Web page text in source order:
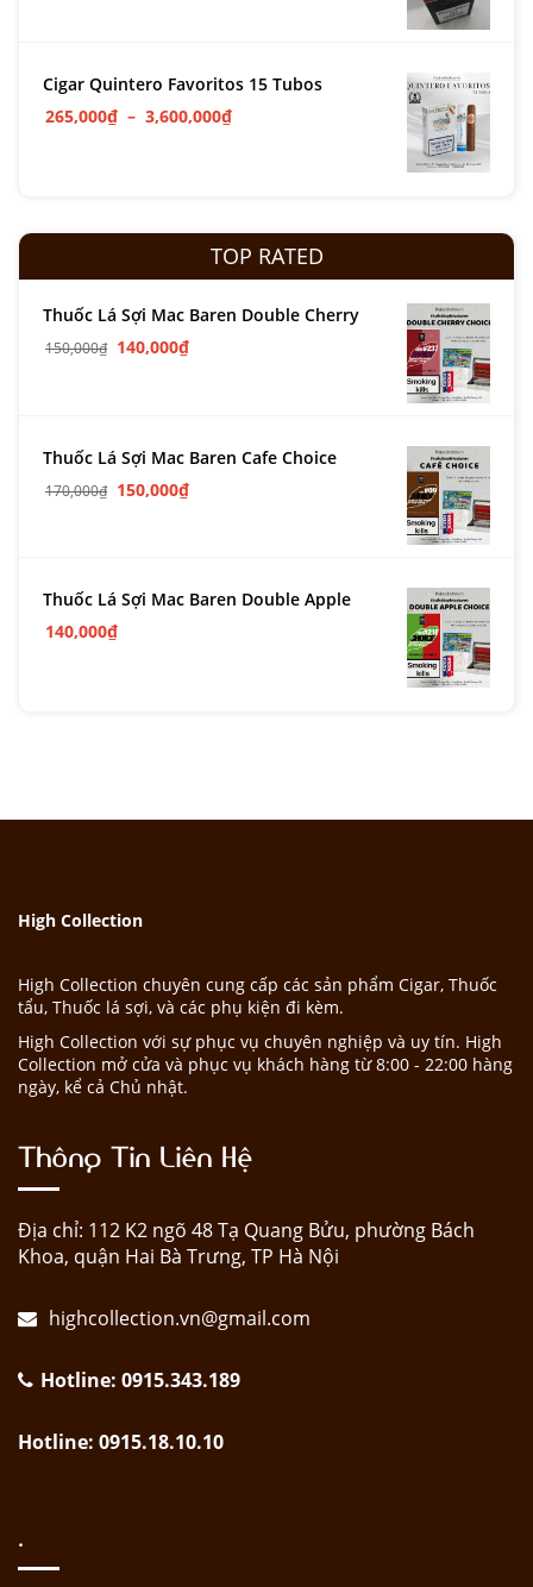
Cigar Quintero Favoritos 15 Tubos
265,000₫ – 3,600,000₫
TOP RATED
Thuốc Lá Sợi Mac Baren Double Cherry
150,000₫ 140,000₫
Thuốc Lá Sợi Mac Baren Cafe Choice
170,000₫ 150,000₫
Thuốc Lá Sợi Mac Baren Double Apple
140,000₫
High Collection
High Collection chuyên cung cấp các sản phẩm Cigar, Thuốc
tẩu, Thuốc lá sợi, và các phụ kiện đi kèm.
High Collection với sự phục vụ chuyên nghiệp và uy tín. High
Collection mở cửa và phục vụ khách hàng từ 8:00 - 22:00 hàng
ngày, kể cả Chủ nhật.
Thông Tin Liên Hệ
Địa chỉ: 112 K2 ngõ 48 Tạ Quang Bửu, phường Bách
Khoa, quận Hai Bà Trưng, TP Hà Nội
highcollection.vn@gmail.com
Hotline: 0915.343.189
Hotline: 0915.18.10.10
.